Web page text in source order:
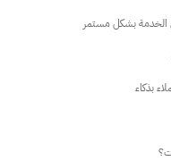
الخدمة بشكل مستمر
بذكاء